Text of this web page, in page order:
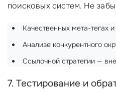
поисковых систем. Не
Качественных мета-тегах
Анализе конкурентного
Ссылочной стратегии —
7. Тестирование и